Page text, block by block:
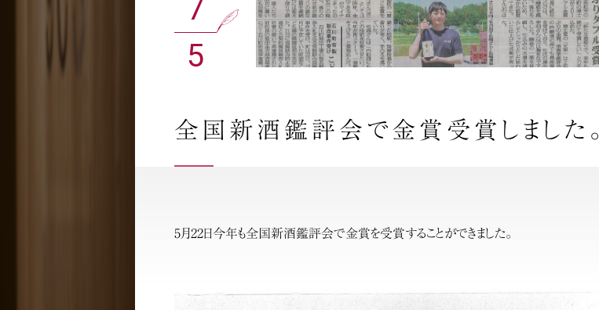
7
5
全国新酒鑑評会で金賞受賞しました。
5月22日今年も全国新酒鑑評会で金賞を受賞することができました。